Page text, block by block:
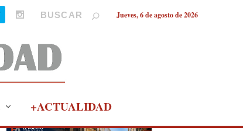
Jueves, 6 de agosto de 2026
+ACTUALIDAD
PUBLICIDAD